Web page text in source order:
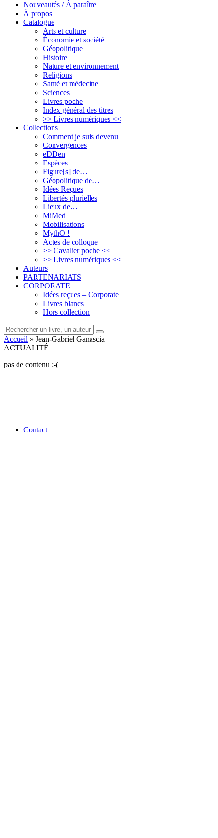
Nouveautés / À paraître
À propos
Catalogue
Arts et culture
Économie et société
Géopolitique
Histoire
Nature et environnement
Religions
Santé et médecine
Sciences
Livres poche
Index général des titres
>> Livres numériques <<
Collections
Comment je suis devenu
Convergences
eDDen
Espèces
Figure[s] de…
Géopolitique de…
Idées Reçues
Libertés plurielles
Lieux de…
MiMed
Mobilisations
MythO !
Actes de colloque
>> Cavalier poche <<
>> Livres numériques <<
Auteurs
PARTENARIATS
CORPORATE
Idées reçues – Corporate
Livres blancs
Hors collection
Rechercher
un
livre,
auteur
rechercher
Accueil » Jean-Gabriel Ganascia
ACTUALITÉ
pas de contenu :-(
Contact